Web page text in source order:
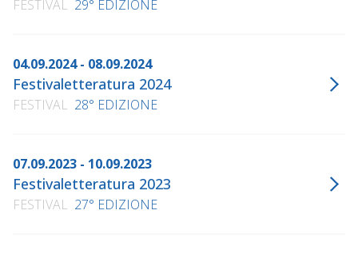
FESTIVAL 29° EDIZIONE
04.09.2024 - 08.09.2024
Festivaletteratura 2024
FESTIVAL 28° EDIZIONE
07.09.2023 - 10.09.2023
Festivaletteratura 2023
FESTIVAL 27° EDIZIONE